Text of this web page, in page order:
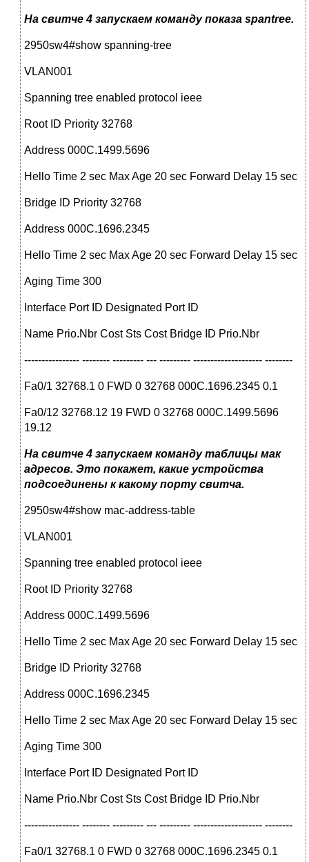
На свитче 4 запускаем команду показа spantree.
2950sw4#show spanning-tree
VLAN001
Spanning tree enabled protocol ieee
Root ID Priority 32768
Address 000C.1499.5696
Hello Time 2 sec Max Age 20 sec Forward Delay 15 sec
Bridge ID Priority 32768
Address 000C.1696.2345
Hello Time 2 sec Max Age 20 sec Forward Delay 15 sec
Aging Time 300
Interface Port ID Designated Port ID
Name Prio.Nbr Cost Sts Cost Bridge ID Prio.Nbr
---------------- -------- --------- --- --------- -------------------- --------
Fa0/1 32768.1 0 FWD 0 32768 000C.1696.2345 0.1
Fa0/12 32768.12 19 FWD 0 32768 000C.1499.5696
19.12
На свитче 4 запускаем команду таблицы мак
адресов. Это покажет, какие устройства
подсоединены к какому порту свитча.
2950sw4#show mac-address-table
VLAN001
Spanning tree enabled protocol ieee
Root ID Priority 32768
Address 000C.1499.5696
Hello Time 2 sec Max Age 20 sec Forward Delay 15 sec
Bridge ID Priority 32768
Address 000C.1696.2345
Hello Time 2 sec Max Age 20 sec Forward Delay 15 sec
Aging Time 300
Interface Port ID Designated Port ID
Name Prio.Nbr Cost Sts Cost Bridge ID Prio.Nbr
---------------- -------- --------- --- --------- -------------------- --------
Fa0/1 32768.1 0 FWD 0 32768 000C.1696.2345 0.1